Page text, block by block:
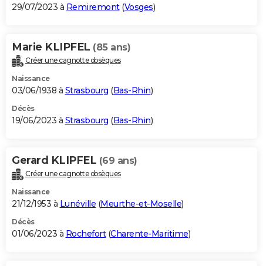
29/07/2023 à Remiremont(Vosges)
Marie KLIPFEL (85 ans)
Créer une cagnotte obsèques
Naissance
03/06/1938 à Strasbourg (Bas-Rhin)
Décès
19/06/2023 à Strasbourg (Bas-Rhin)
Gerard KLIPFEL (69 ans)
Créer une cagnotte obsèques
Naissance
21/12/1953 à Lunéville (Meurthe-et-Moselle)
Décès
01/06/2023 à Rochefort(Charente-Maritime)